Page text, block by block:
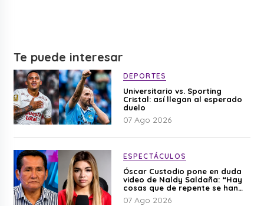
Te puede interesar
DEPORTES
Universitario vs. Sporting
Cristal: así llegan al esperado
duelo
07 Ago 2026
ESPECTÁCULOS
Óscar Custodio pone en duda
video de Naldy Saldaña: “Hay
cosas que de repente se han
editado”
07 Ago 2026